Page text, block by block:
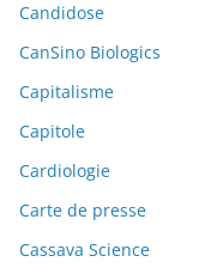
Candidose
CanSino Biologics
Capitalisme
Capitole
Cardiologie
Carte de presse
Cassava Science